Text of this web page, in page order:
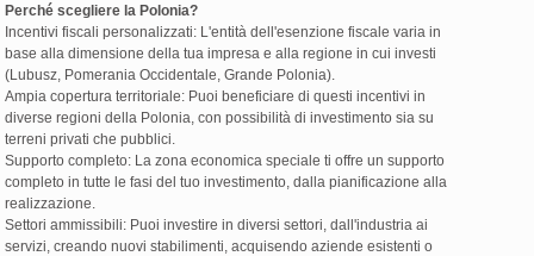
Perché scegliere la Polonia?
Incentivi fiscali personalizzati: L'entità dell'esenzione fiscale varia in
base alla dimensione della tua impresa e alla regione in cui investi
(Lubusz, Pomerania Occidentale, Grande Polonia).
Ampia copertura territoriale: Puoi beneficiare di questi incentivi in
diverse regioni della Polonia, con possibilità di investimento sia su
terreni privati che pubblici.
Supporto completo: La zona economica speciale ti offre un supporto
completo in tutte le fasi del tuo investimento, dalla pianificazione alla
realizzazione.
Settori ammissibili: Puoi investire in diversi settori, dall'industria ai
servizi, creando nuovi stabilimenti, acquisendo aziende esistenti o